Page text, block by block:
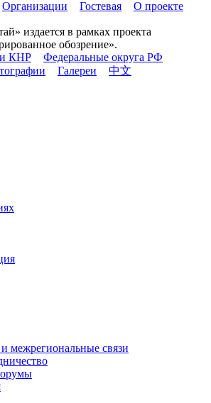
Организации Гостевая О проекте
издается в рамках проекта
обозрение».
КНР
Федеральные округа РФ
Галереи 中文
межрегиональные связи